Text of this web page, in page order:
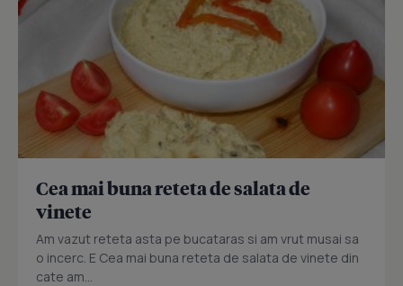
Cea mai buna reteta de salata de
vinete
Am vazut reteta asta pe bucataras si am vrut musai sa
o incerc. E Cea mai buna reteta de salata de vinete din
cate am...